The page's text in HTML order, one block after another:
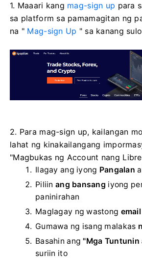
1. Maaari kang mag-sign up para
sa platform sa pamamagitan ng
na " Mag-sign Up " sa kanang
2. Para mag-sign up, kailangan
lahat ng kinakailangang
"Magbukas ng Account nang
Ilagay ang iyong Pangalan
Piliin ang bansang iyong
paninirahan
Maglagay ng wastong
Gumawa ng isang malakas
Basahin ang"Mga
suriin ito